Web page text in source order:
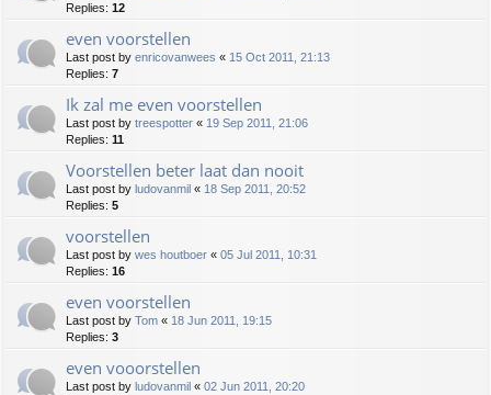
Replies: 12
even voorstellen
Last post by enricovanwees « 15 Oct 2011, 21:13
Replies: 7
Ik zal me even voorstellen
Last post by treespotter « 19 Sep 2011, 21:06
Replies: 11
Voorstellen beter laat dan nooit
Last post by ludovanmil « 18 Sep 2011, 20:52
Replies: 5
voorstellen
Last post by wes houtboer « 05 Jul 2011, 10:31
Replies: 16
even voorstellen
Last post by Tom « 18 Jun 2011, 19:15
Replies: 3
even vooorstellen
Last post by ludovanmil « 02 Jun 2011, 20:20